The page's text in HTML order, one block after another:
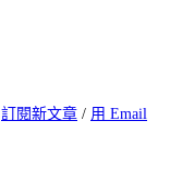
訂閱新文章 / 用 Email